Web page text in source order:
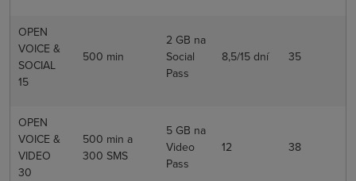
OPEN
VOICE &
SOCIAL
15
500 min
2 GB na
Social
Pass
8,5/15 dní 35
OPEN
VOICE &
VIDEO
30
500 min a
300 SMS
5 GB na
Video
Pass
12 38